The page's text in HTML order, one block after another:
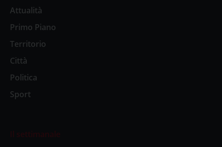
Attualità
Primo Piano
Territorio
Città
Politica
Sport
Il settimanale